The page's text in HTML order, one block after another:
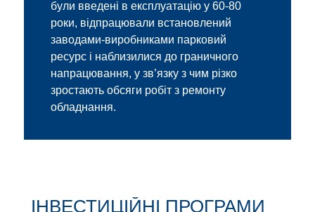
були введені в експлуатацію у 60-80
роки, відпрацювали встановлений
заводами-виробниками парковий
ресурс і наблизилися до граничного
напрацювання, у зв’язку з чим різко
зростають обсяги робіт з ремонту
обладнання.
ІНВЕСТИЦІЙНІ ПРОГРАМИ